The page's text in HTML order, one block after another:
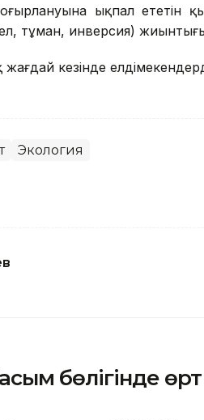
ықпал ететін
тұман, инверсия)
жағдай кезінде
Экология
бөлігінде